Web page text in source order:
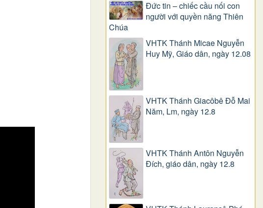
Đức tin – chiếc cầu nối con
người với quyền năng Thiên
Chúa
VHTK Thánh Micae Nguyễn
Huy Mỹ, Giáo dân, ngày 12.08
VHTK Thánh Giacôbê Ðỗ Mai
Năm, Lm, ngày 12.8
VHTK Thánh Antôn Nguyễn
Ðích, giáo dân, ngày 12.8